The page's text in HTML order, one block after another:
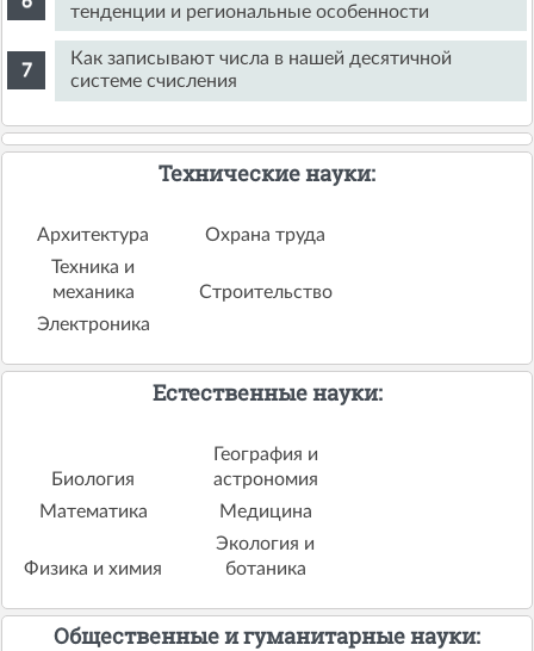
тенденции и региональные особенности
Как записывают числа в нашей десятичной
системе счисления
Технические науки:
Архитектура
Охрана труда
Техника и
механика
Строительство
Электроника
Естественные науки:
Биология
География и
астрономия
Математика
Медицина
Физика и химия
Экология и
ботаника
Общественные и гуманитарные науки: